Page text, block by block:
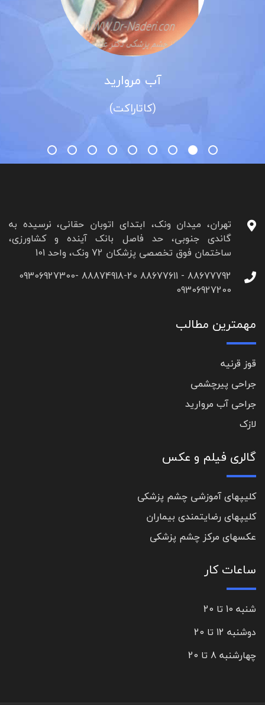
آب مروارید
(کاتاراکت)
تهران، میدان ونک، ابتدای اتوبان حقانی، نرسیده به
گاندی جنوبی، حد فاصل بانک آینده و کشاورزی،
ساختمان فوق تخصصی پزشکان 72 ونک، واحد 101
88677792 - 88677611 88874918-20 09306927300-
09306927200
مهمترین مطالب
قوز قرنیه
جراحی پیرچشمی
جراحی آب مروارید
لازک
گالری فیلم و عکس
کلیپهای آموزشی چشم پزشکی
کلیپهای رضایتمندی بیماران
عکسهای مرکز چشم پزشکی
ساعات کار
شنبه 10 تا 20
دوشنبه 12 تا 20
چهارشنبه 8 تا 20